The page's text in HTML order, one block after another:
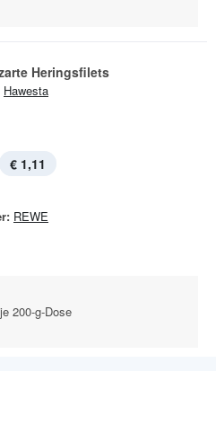
Heringsfilets
Hawesta
€ 1,11
REWE
200-g-Dose